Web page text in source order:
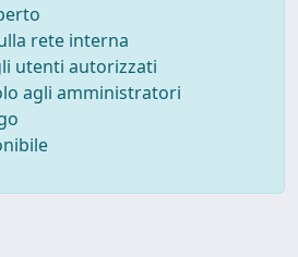
rete interna
utenti autorizzati
agli amministratori